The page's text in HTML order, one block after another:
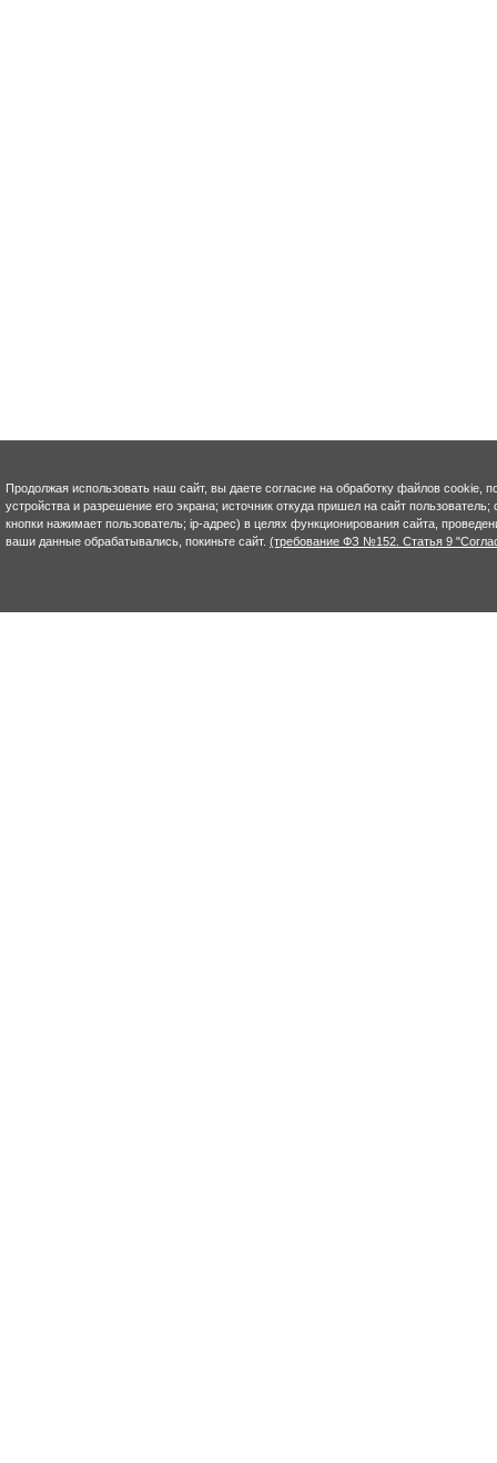
Продолжая использовать наш сайт, вы даете согласие на обработку файлов cookie,
устройства и разрешение его экрана; источник откуда пришел на сайт
кнопки нажимает пользователь; ip-адрес) в целях функционирования сайта,
ваши данные обрабатывались, покиньте сайт. (требование ФЗ №152. Статья 9